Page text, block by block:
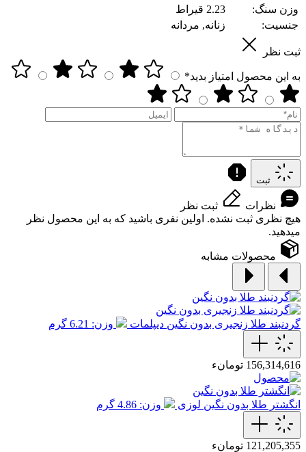
وزن سنگ:
2.23 قیراط
جنسیت:
زنانه, مردانه
ثبت نظر
به این محصول امتیاز بدید*
ثبت
نظرات
ثبت نظر
هیچ نظری ثبت نشده. اولین نفری باشید که به این محصول نظر
میدهید.
محصولات مشابه
گردنبند طلا زنجیری بدون نگین دیپلمات وزن: 6.21 گرم
156,314,616 تومانء
انگشتر طلا بدون نگین لوزی وزن: 4.86 گرم
121,205,355 تومانء